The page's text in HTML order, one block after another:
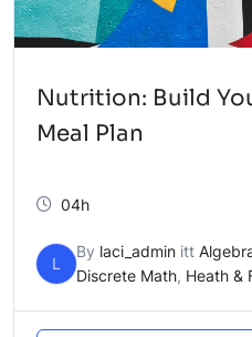
Nutrition: Build
Meal Plan
04h
L
By laci_admin itt
Discrete Math, Heath &